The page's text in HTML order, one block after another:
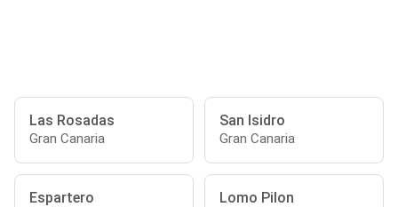
Las Rosadas
Gran Canaria
San Isidro
Gran Canaria
Espartero Lomo Pilon